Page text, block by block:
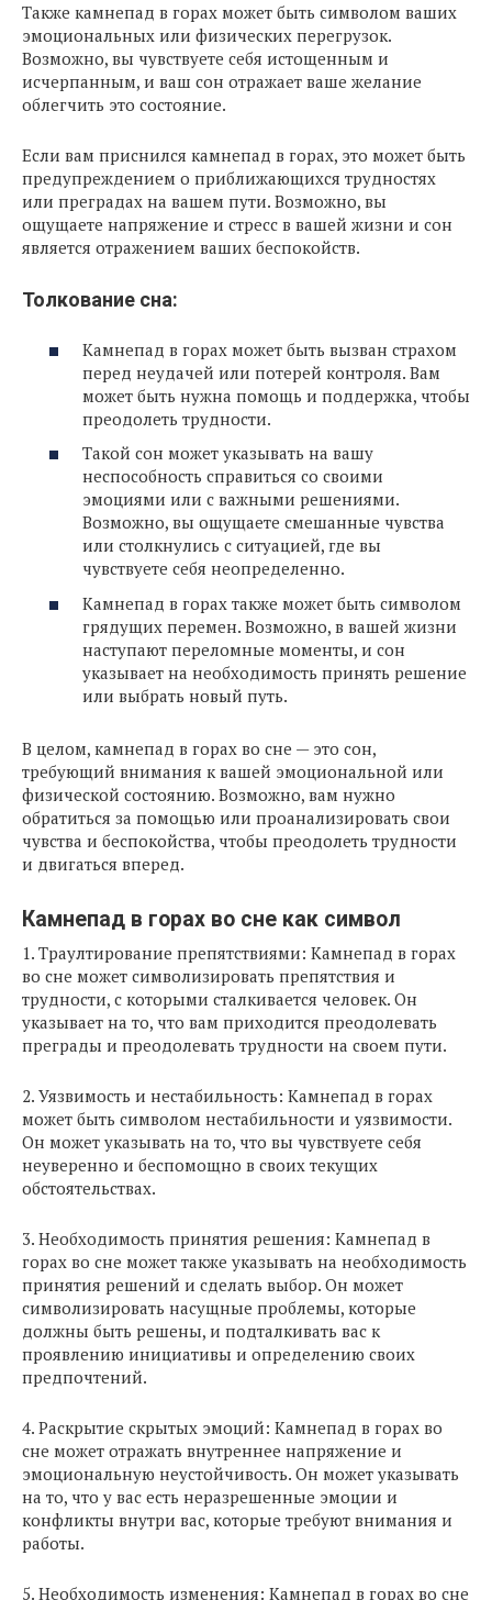
Также камнепад в горах может быть символом ваших
эмоциональных или физических перегрузок.
Возможно, вы чувствуете себя истощенным и
исчерпанным, и ваш сон отражает ваше желание
облегчить это состояние.
Если вам приснился камнепад в горах, это может быть
предупреждением о приближающихся трудностях
или преградах на вашем пути. Возможно, вы
ощущаете напряжение и стресс в вашей жизни и сон
является отражением ваших беспокойств.
Толкование сна:
Камнепад в горах может быть вызван страхом
перед неудачей или потерей контроля. Вам
может быть нужна помощь и поддержка, чтобы
преодолеть трудности.
Такой сон может указывать на вашу
неспособность справиться со своими
эмоциями или с важными решениями.
Возможно, вы ощущаете смешанные чувства
или столкнулись с ситуацией, где вы
чувствуете себя неопределенно.
Камнепад в горах также может быть символом
грядущих перемен. Возможно, в вашей жизни
наступают переломные моменты, и сон
указывает на необходимость принять решение
или выбрать новый путь.
В целом, камнепад в горах во сне — это сон,
требующий внимания к вашей эмоциональной или
физической состоянию. Возможно, вам нужно
обратиться за помощью или проанализировать свои
чувства и беспокойства, чтобы преодолеть трудности
и двигаться вперед.
Камнепад в горах во сне как символ
1. Траултирование препятствиями: Камнепад в горах
во сне может символизировать препятствия и
трудности, с которыми сталкивается человек. Он
указывает на то, что вам приходится преодолевать
преграды и преодолевать трудности на своем пути.
2. Уязвимость и нестабильность: Камнепад в горах
может быть символом нестабильности и уязвимости.
Он может указывать на то, что вы чувствуете себя
неуверенно и беспомощно в своих текущих
обстоятельствах.
3. Необходимость принятия решения: Камнепад в
горах во сне может также указывать на необходимость
принятия решений и сделать выбор. Он может
символизировать насущные проблемы, которые
должны быть решены, и подталкивать вас к
проявлению инициативы и определению своих
предпочтений.
4. Раскрытие скрытых эмоций: Камнепад в горах во
сне может отражать внутреннее напряжение и
эмоциональную неустойчивость. Он может указывать
на то, что у вас есть неразрешенные эмоции и
конфликты внутри вас, которые требуют внимания и
работы.
5. Необходимость изменения: Камнепад в горах во сне